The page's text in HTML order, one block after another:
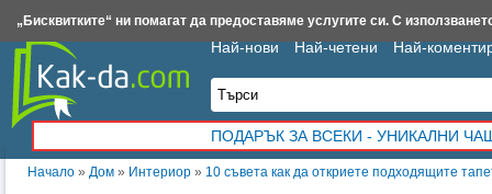
Начало » Дом » Интериор » 10 съвета как да откриете подходящите
Най-нови Най-четени Най-
ПОДАРЪК ЗА ВСЕКИ - УНИКАЛНИ
Insert.bg Framar.bg Kak-da.com Iztochnik.com BauBau.bg NewAge.bg
„Бисквитките“ ни помагат да предоставяме услугите си. С